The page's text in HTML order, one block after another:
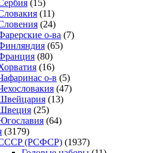
(15)
(11)
(24)
о-ва (7)
(65)
(80)
(16)
о-в (5)
(47)
(13)
(25)
(64)
(3179)
(РСФСР) (1937)